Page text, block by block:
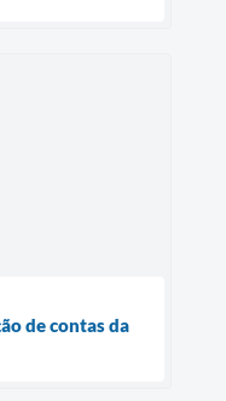
de contas da